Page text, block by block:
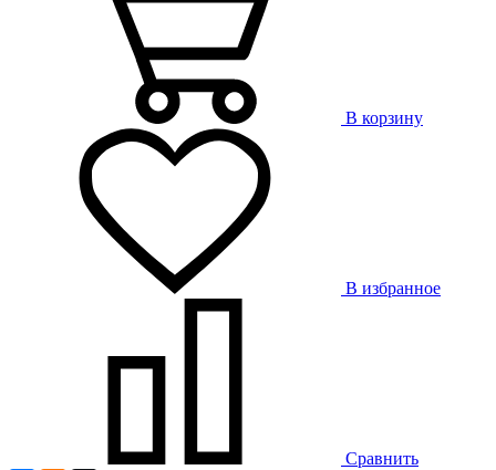
В корзину
В избранное
Сравнить